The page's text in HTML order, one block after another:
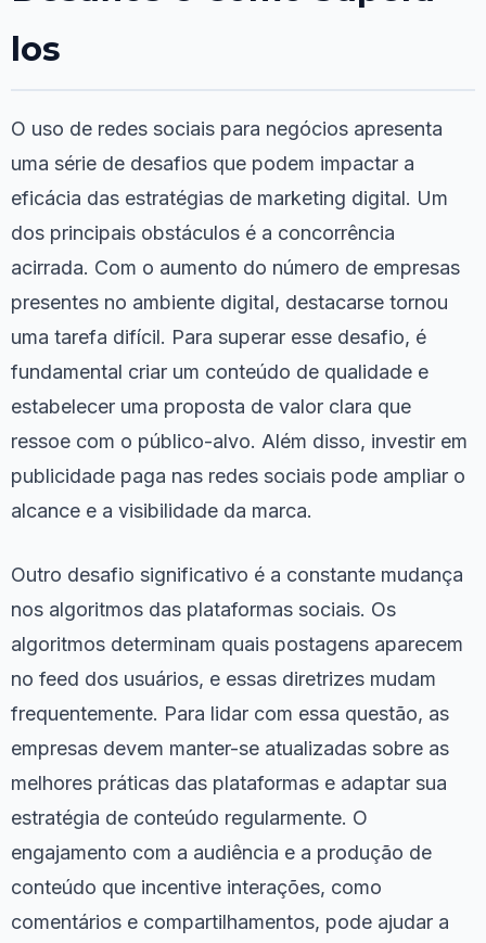
los
O uso de redes sociais para negócios apresenta
uma série de desafios que podem impactar a
eficácia das estratégias de marketing digital. Um
dos principais obstáculos é a concorrência
acirrada. Com o aumento do número de empresas
presentes no ambiente digital, destacarse tornou
uma tarefa difícil. Para superar esse desafio, é
fundamental criar um conteúdo de qualidade e
estabelecer uma proposta de valor clara que
ressoe com o público-alvo. Além disso, investir em
publicidade paga nas redes sociais pode ampliar o
alcance e a visibilidade da marca.
Outro desafio significativo é a constante mudança
nos algoritmos das plataformas sociais. Os
algoritmos determinam quais postagens aparecem
no feed dos usuários, e essas diretrizes mudam
frequentemente. Para lidar com essa questão, as
empresas devem manter-se atualizadas sobre as
melhores práticas das plataformas e adaptar sua
estratégia de conteúdo regularmente. O
engajamento com a audiência e a produção de
conteúdo que incentive interações, como
comentários e compartilhamentos, pode ajudar a